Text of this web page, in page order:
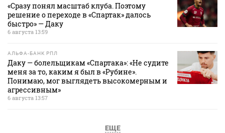
«Сразу понял масштаб клуба. Поэтому
решение о переходе в «Спартак» далось
быстро» — Даку
6 августа 13:59
АЛЬФА-БАНК РПЛ
Даку — болельщикам «Спартака»: «Не судите
меня за то, каким я был в «Рубине».
Понимаю, мог выглядеть высокомерным и
агрессивным»
6 августа 13:57
ЕЩЕ